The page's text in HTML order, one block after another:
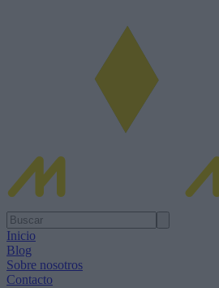
Inicio
Blog
Sobre nosotros
Contacto